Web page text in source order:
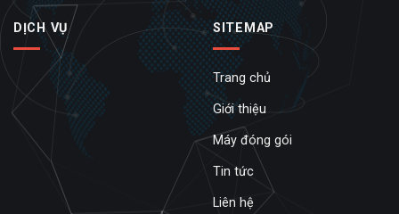
DỊCH VỤ SITEMAP
Trang chủ
Giới thiệu
Máy đóng gói
Tin tức
Liên hệ